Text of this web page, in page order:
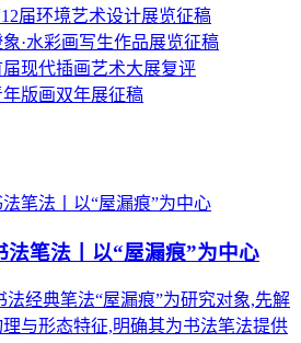
届环境艺术设计展览征稿
·水彩画写生作品展览征稿
现代插画艺术大展复评
版画双年展征稿
法笔法丨以“屋漏痕”为中心
法经典笔法“屋漏痕”为研究对象,先解
与形态特征,明确其为书法笔法提供